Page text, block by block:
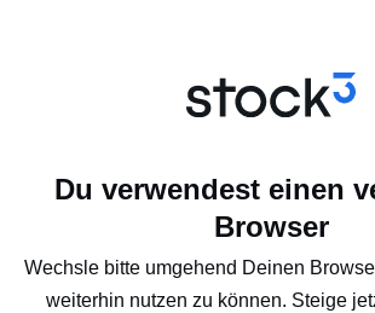
Du verwendest einen
Browser
Wechsle bitte umgehend Deinen
weiterhin nutzen zu können. Steige